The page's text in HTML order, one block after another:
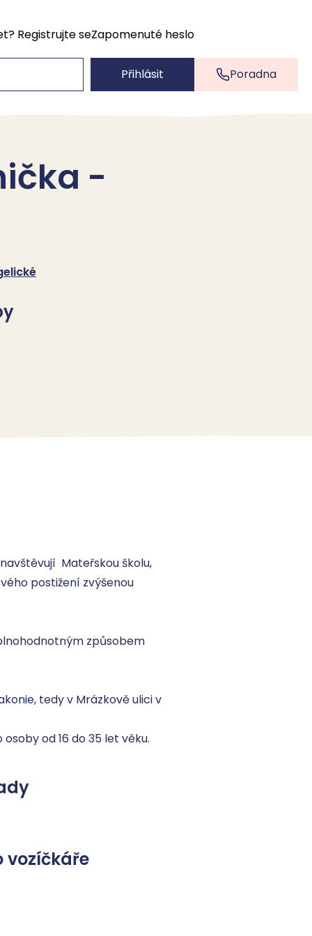
Poradna
Registrujte seZapomenuté heslo
Přihlásit
-
Mateřskou školu,
postižení zvýšenou
způsobem
tedy v Mrázkově ulici v
od 16 do 35 let věku.
vozíčkáře